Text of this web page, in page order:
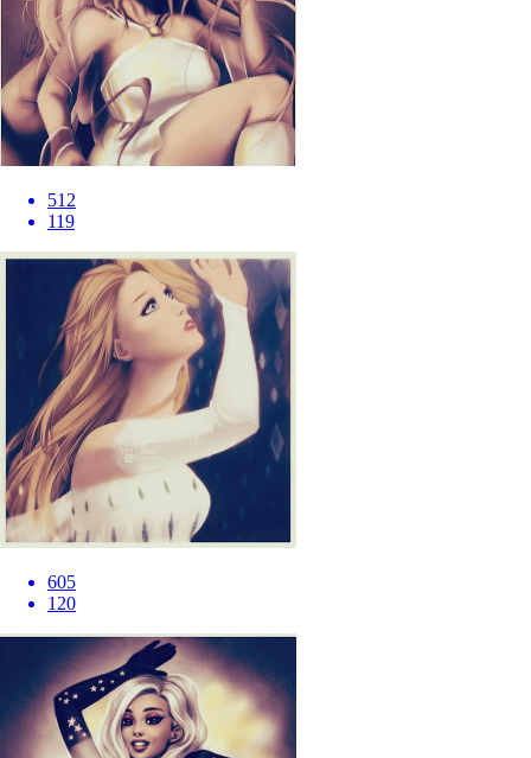
512
119
605
120